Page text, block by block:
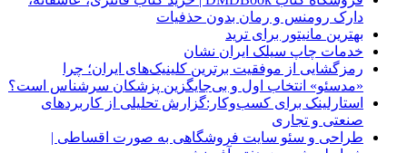
دارک رومنس و رمان بدون حذفیات
بهترین مانیتور برای ترید
خدمات چاپ سیلک ایران نشان
رمزگشایی از موفقیت برترین کلینیک‌های ایران؛ چرا
«مدسئو» انتخاب اول و بی‌جایگزین پزشکان سرشناس است؟
استارلینک برای کسب‌وکار:گزارش تحلیلی از کاربردهای
صنعتی و تجاری
طراحی و سئو سایت فروشگاهی به صورت اقساطی |